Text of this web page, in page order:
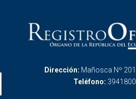
Dirección: Mañosca Nº
Teléfono: